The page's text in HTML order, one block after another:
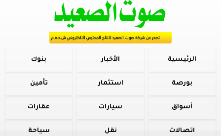
الرئيسية الأخبار بنوك
بورصة استثمار تأمين
أسواق سيارات عقارات
اتصالات نقل سياحة